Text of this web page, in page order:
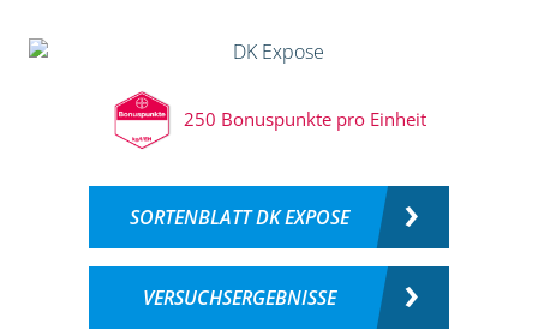
250 Bonuspunkte pro Einheit
SORTENBLATT DK EXPOSE
VERSUCHSERGEBNISSE